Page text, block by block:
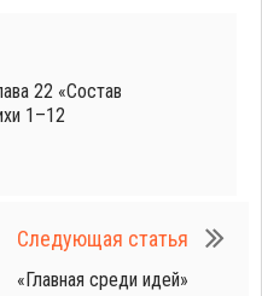
22 «Состав
1–12
Следующая статья
«Главная среди идей»